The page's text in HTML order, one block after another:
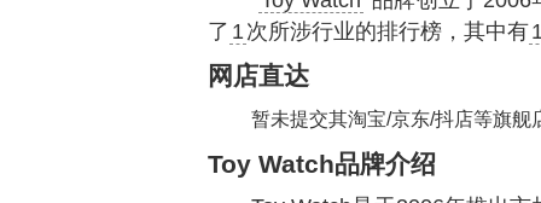
了 1次所涉行业的排行榜，其中有
网店直达
暂未提交其淘宝/京东/抖店等旗舰
Toy Watch品牌介绍